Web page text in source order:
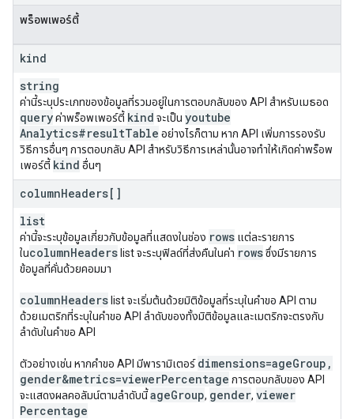
พร็อพเพอร์ตี้
kind
string
ค่านี้ระบุประเภทของข้อมูลที่รวมอยู่ในการตอบกลับของ API สำหรับเมธอด
queryค่าพร็อพเพอร์ตี้ kind จะเป็น youtube
Analytics#resultTable อย่างไรก็ตาม หาก API เพิ่มการรองรับ
วิธีการอื่นๆ การตอบกลับ API สำหรับวิธีการเหล่านั้นอาจทำให้เกิดค่าพร็อพ
เพอร์ตี้ kind อื่นๆ
columnHeaders[]
list
ค่านี้จะระบุข้อมูลเกี่ยวกับข้อมูลที่แสดงในช่อง rows แต่ละรายการ
ในcolumnHeaders list จะระบุฟิลด์ที่ส่งคืนในค่า rowsซึ่งมีรายการ
ข้อมูลที่คั่นด้วยคอมมา
columnHeaders list จะเริ่มต้นด้วยมิติข้อมูลที่ระบุในคำขอ API ตาม
ด้วยเมตริกที่ระบุในคำขอ API ลำดับของทั้งมิติข้อมูลและเมตริกจะตรงกับ
ลำดับในคำขอ API
ตัวอย่างเช่น หากคำขอ API มีพารามิเตอร์dimensions=ageGroup ,
gender&metrics=viewerPercentage การตอบกลับของ API
จะแสดงผลคอลัมน์ตามลำดับนี้ageGroup, gender, viewer
Percentage